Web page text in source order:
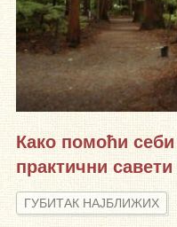
Како помоћи
практични савети
ГУБИТАК НАЈБЛИЖИХ